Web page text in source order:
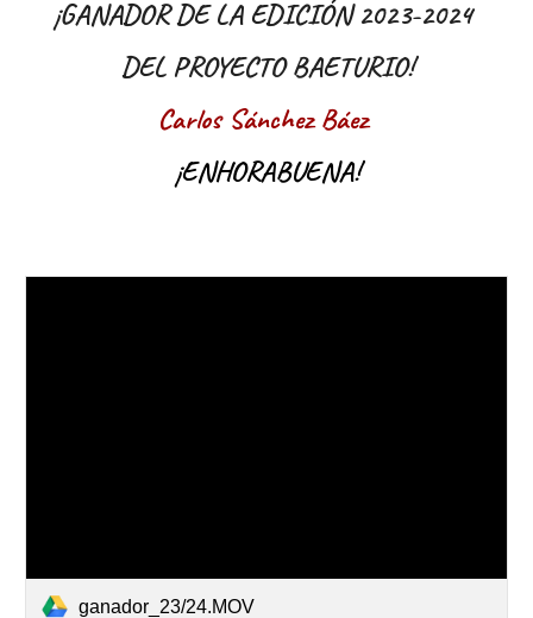
¡GANADOR DE LA EDICIÓN 2023-2024
DEL PROYECTO BAETURIO!
Carlos Sánchez Báez
¡ENHORABUENA!
ganador_23/24.MOV